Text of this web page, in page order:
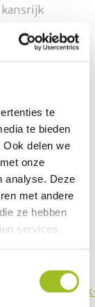
te
te bieden
delen we
onze
analyse. Deze
met andere
ze hebben
services.
in het
van
te maken
scholen
officiële
dat zo
gevraagd
brengen bij de
nog op